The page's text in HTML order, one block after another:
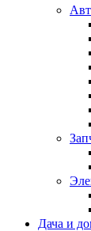
Дача и